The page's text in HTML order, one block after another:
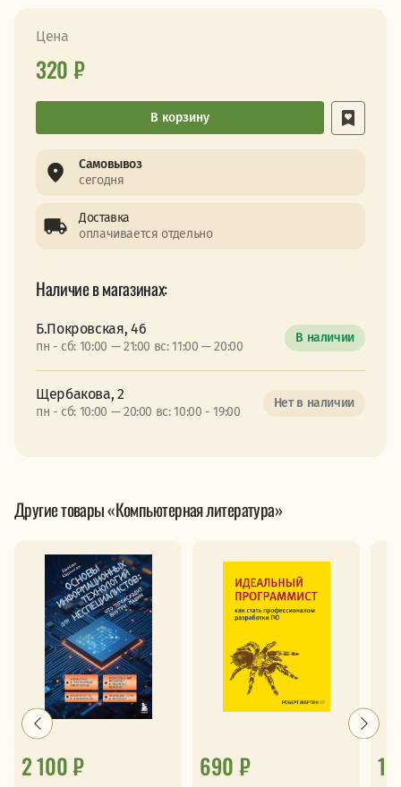
Цена
320 ₽
В корзину
Самовывоз
сегодня
Доставка
оплачивается отдельно
Наличие в магазинах:
Б.Покровская, 46
пн - сб: 10:00 — 21:00 вс: 11:00 — 20:00
В наличии
Щербакова, 2
пн - сб: 10:00 — 20:00 вс: 10:00 - 19:00
Нет в наличии
Другие товары «Компьютерная литература»
2 100 ₽ 690 ₽ 1